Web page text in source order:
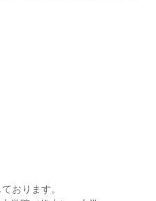
おります。